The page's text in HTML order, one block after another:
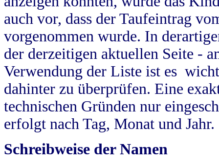
auch vor, dass der Taufeintrag
vorgenommen wurde. In
der derzeitigen aktuellen Seite -
Verwendung der Liste ist es
dahinter zu überprüfen. Eine
technischen Gründen nur
erfolgt nach Tag, Monat und Jahr.
Schreibweise der Namen